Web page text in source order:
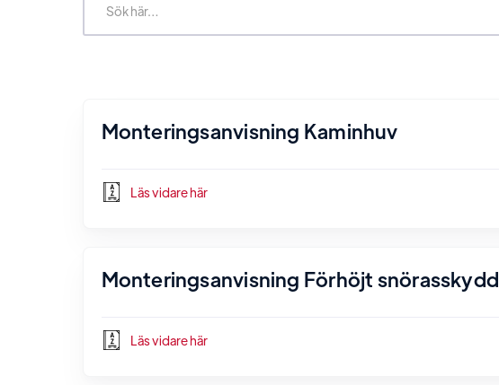
Monteringsanvisning Kaminhuv
Läs vidare här
Monteringsanvisning Förhöjt snörasskydd
Läs vidare här